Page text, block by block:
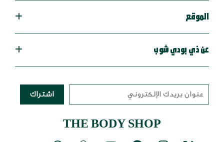
الموقع
عن ذي بودي شوب
اشتراك
THE BODY SHOP